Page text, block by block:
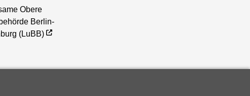
Obere
Berlin-
(LuBB)